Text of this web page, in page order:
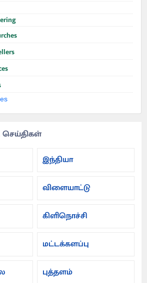
இந்தியா
விளையாட்டு
கிளிநொச்சி
மட்டக்களப்பு
புத்தளம்